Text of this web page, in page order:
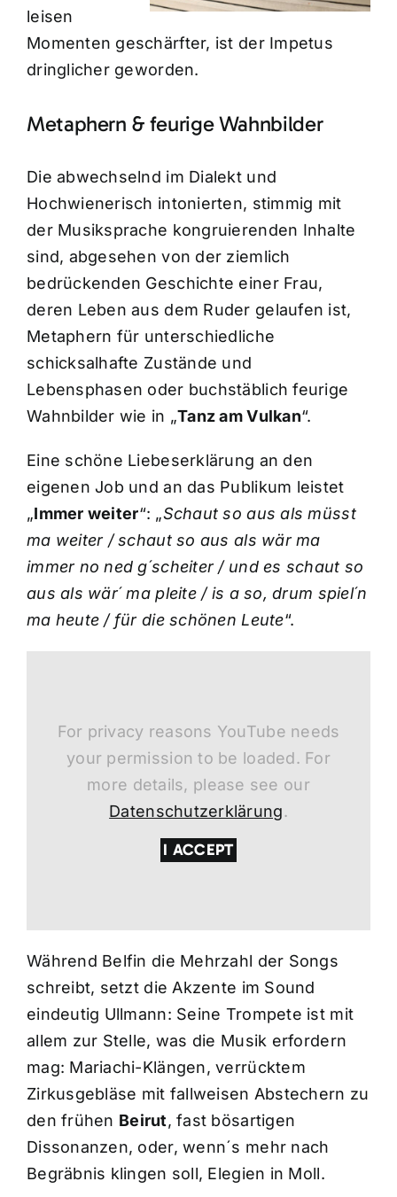
leisen
Momenten geschärfter, ist der Impetus
dringlicher geworden.
Metaphern & feurige Wahnbilder
Die abwechselnd im Dialekt und
Hochwienerisch intonierten, stimmig mit
der Musiksprache kongruierenden Inhalte
sind, abgesehen von der ziemlich
bedrückenden Geschichte einer Frau,
deren Leben aus dem Ruder gelaufen ist,
Metaphern für unterschiedliche
schicksalhafte Zustände und
Lebensphasen oder buchstäblich feurige
Wahnbilder wie in „Tanz am Vulkan“.
Eine schöne Liebeserklärung an den
eigenen Job und an das Publikum leistet
„Immer weiter“: „Schaut so aus als müsst
ma weiter / schaut so aus als wär ma
immer no ned g´scheiter / und es schaut so
aus als wär´ ma pleite / is a so, drum spiel´n
ma heute / für die schönen Leute“.
For privacy reasons YouTube needs
your permission to be loaded. For
more details, please see our
Datenschutzerklärung.
I ACCEPT
Während Belfin die Mehrzahl der Songs
schreibt, setzt die Akzente im Sound
eindeutig Ullmann: Seine Trompete ist mit
allem zur Stelle, was die Musik erfordern
mag: Mariachi-Klängen, verrücktem
Zirkusgebläse mit fallweisen Abstechern zu
den frühen Beirut, fast bösartigen
Dissonanzen, oder, wenn´s mehr nach
Begräbnis klingen soll, Elegien in Moll.